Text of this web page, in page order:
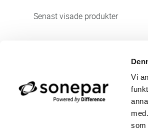
Vi
som
Senast visade produkter
Felanmälan
Returer
Beställa PDF fakturor